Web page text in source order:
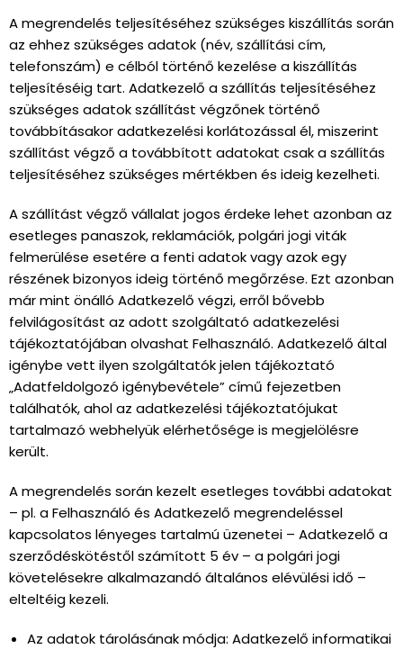
A megrendelés teljesítéséhez szükséges kiszállítás során
az ehhez szükséges adatok (név, szállítási cím,
telefonszám) e célból történő kezelése a kiszállítás
teljesítéséig tart. Adatkezelő a szállítás teljesítéséhez
szükséges adatok szállítást végzőnek történő
továbbításakor adatkezelési korlátozással él, miszerint
szállítást végző a továbbított adatokat csak a szállítás
teljesítéséhez szükséges mértékben és ideig kezelheti.
A szállítást végző vállalat jogos érdeke lehet azonban az
esetleges panaszok, reklamációk, polgári jogi viták
felmerülése esetére a fenti adatok vagy azok egy
részének bizonyos ideig történő megőrzése. Ezt azonban
már mint önálló Adatkezelő végzi, erről bővebb
felvilágosítást az adott szolgáltató adatkezelési
tájékoztatójában olvashat Felhasználó. Adatkezelő által
igénybe vett ilyen szolgáltatók jelen tájékoztató
„Adatfeldolgozó igénybevétele” című fejezetben
találhatók, ahol az adatkezelési tájékoztatójukat
tartalmazó webhelyük elérhetősége is megjelölésre
került.
A megrendelés során kezelt esetleges további adatokat
– pl. a Felhasználó és Adatkezelő megrendeléssel
kapcsolatos lényeges tartalmú üzenetei – Adatkezelő a
szerződéskötéstől számított 5 év – a polgári jogi
követelésekre alkalmazandó általános elévülési idő –
elteltéig kezeli.
Az adatok tárolásának módja: Adatkezelő informatikai